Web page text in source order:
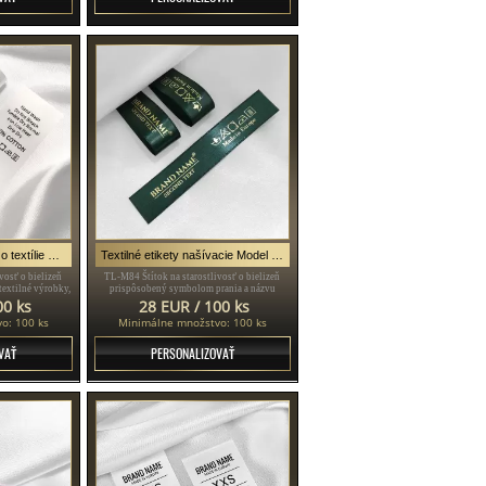
o bielizeň
výrobky,
jemný biely
ks
100 ks
TL-M84 Štítok na starostlivosť o bielizeň
prispôsobený symbolom prania a názvu
značky alebo logu, model TL-84 vhodný pre
akýkoľvek textilný výrobok, najmä oblečenie.
28 EUR / 100 ks
Minimálne množstvo: 100 ks
PERSONALIZOVAŤ